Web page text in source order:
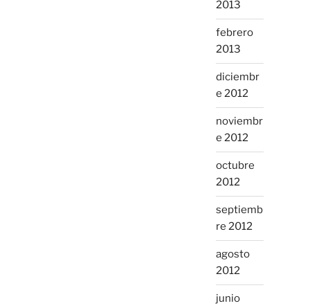
2013
febrero
2013
diciembr
e 2012
noviembr
e 2012
octubre
2012
septiemb
re 2012
agosto
2012
junio